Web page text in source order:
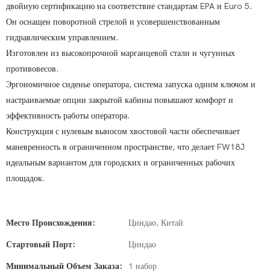
двойную сертификацию на соответствие стандартам EPA и Euro 5.
Он оснащен поворотной стрелой и усовершенствованным
гидравлическим управлением.
Изготовлен из высокопрочной марганцевой стали и чугунных
противовесов.
Эргономичное сиденье оператора, система запуска одним ключом и
настраиваемые опции закрытой кабины повышают комфорт и
эффективность работы оператора.
Конструкция с нулевым выносом хвостовой части обеспечивает
маневренность в ограниченном пространстве, что делает FW18J
идеальным вариантом для городских и ограниченных рабочих
площадок.
Место Происхождения: Циндао, Китай
Стартовый Порт: Циндао
Минимальный Объем Заказа: 1 набор